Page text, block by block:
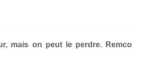
mais on peut le perdre. Remco